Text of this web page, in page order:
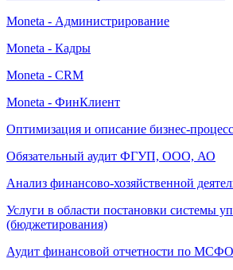
Moneta - Администрирование
Moneta - Кадры
Moneta - CRM
Moneta - ФинКлиент
Оптимизация и описание бизнес-
Обязательный аудит ФГУП, ООО, АО
Анализ финансово-хозяйственной
Услуги в области постановки системы
(бюджетирования)
Аудит финансовой отчетности по МСФО